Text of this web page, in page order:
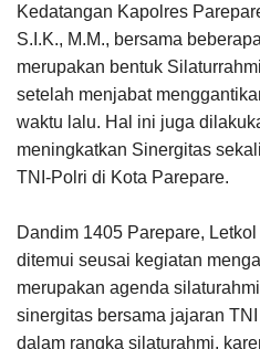
Kedatangan Kapolres
S.I.K., M.M., bersama
merupakan bentuk
setelah menjabat
waktu lalu. Hal ini juga
meningkatkan Sinergitas
TNI-Polri di Kota Parepare.
Dandim 1405 Parepare,
ditemui seusai kegiatan
merupakan agenda
sinergitas bersama jajaran
dalam rangka silaturahmi,